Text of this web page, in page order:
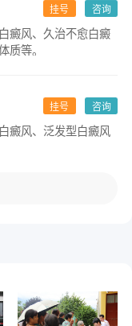
咨询
挂号
癜风、久治不愈白癜
质等。
咨询
挂号
癜风、泛发型白癜风